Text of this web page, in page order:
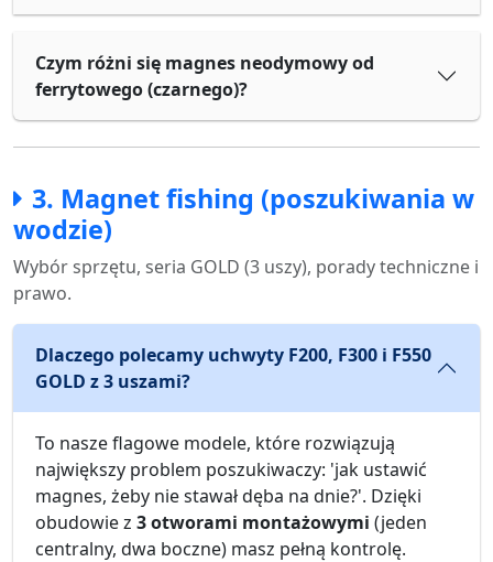
Czym różni się magnes neodymowy od
ferrytowego (czarnego)?
3. Magnet fishing (poszukiwania w
wodzie)
Wybór sprzętu, seria GOLD (3 uszy), porady techniczne i
prawo.
Dlaczego polecamy uchwyty F200, F300 i F550
GOLD z 3 uszami?
To nasze flagowe modele, które rozwiązują
największy problem poszukiwaczy: 'jak ustawić
magnes, żeby nie stawał dęba na dnie?'. Dzięki
obudowie z 3 otworami montażowymi (jeden
centralny, dwa boczne) masz pełną kontrolę.